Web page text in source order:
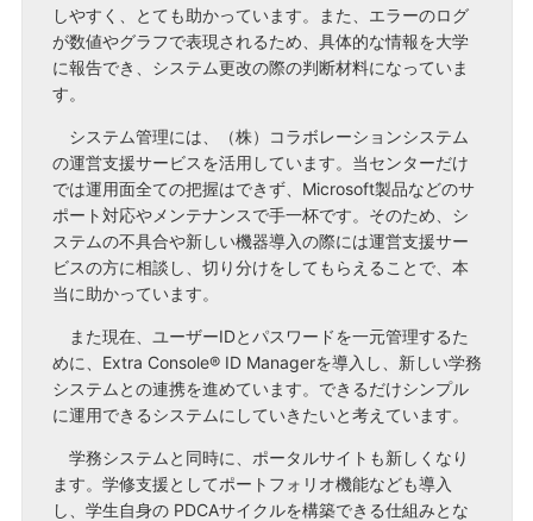
しやすく、とても助かっています。また、エラーのログ
が数値やグラフで表現されるため、具体的な情報を大学
に報告でき、システム更改の際の判断材料になっていま
す。
システム管理には、（株）コラボレーションシステム
の運営支援サービスを活用しています。当センターだけ
では運用面全ての把握はできず、Microsoft製品などのサ
ポート対応やメンテナンスで手一杯です。そのため、シ
ステムの不具合や新しい機器導入の際には運営支援サー
ビスの方に相談し、切り分けをしてもらえることで、本
当に助かっています。
また現在、ユーザーIDとパスワードを一元管理するた
めに、Extra Console® ID Managerを導入し、新しい学務
システムとの連携を進めています。できるだけシンプル
に運用できるシステムにしていきたいと考えています。
学務システムと同時に、ポータルサイトも新しくなり
ます。学修支援としてポートフォリオ機能なども導入
し、学生自身の PDCAサイクルを構築できる仕組みとな